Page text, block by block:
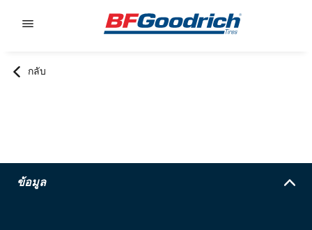
กลับ
ข้อมูล